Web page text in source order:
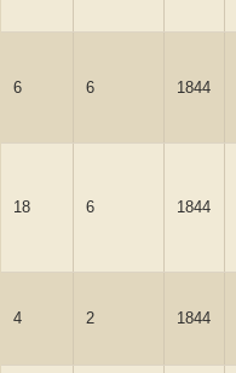
6 6 1844
18 6 1844
4 2 1844